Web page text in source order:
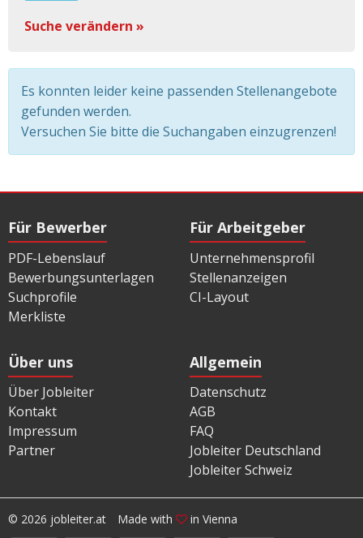
Suche verändern »
Es konnten leider keine passenden Stellenangebote
gefunden werden.
Versuchen Sie bitte die Suchangaben einzugrenzen!
Für Bewerber
PDF-Lebenslauf
Bewerbungsunterlagen
Suchprofile
Merkliste
Für Arbeitgeber
Unternehmensprofil
Stellenanzeigen
CI-Layout
Über uns
Über Jobleiter
Kontakt
Impressum
Partner
Allgemein
Datenschutz
AGB
FAQ
Jobleiter Deutschland
Jobleiter Schweiz
© 2026 jobleiter.at Made with in Vienna